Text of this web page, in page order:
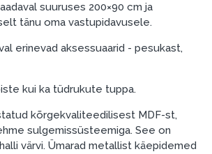
võib allkirjastada ainult see isik,
krediidi saamise lepingus.
vormistamist palun tutvuge
, samuti
tingimustega.
suuruses 200×90 cm ja
tänu oma vastupidavusele.
erinevad aksessuaarid - pesukast,
kui ka tüdrukute tuppa.
kõrgekvaliteedilisest MDF-st,
sulgemissüsteemiga. See on
värvi. Ümarad metallist käepidemed